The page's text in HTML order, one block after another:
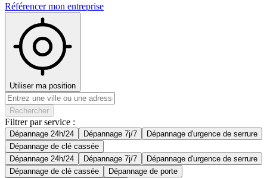
Référencer mon entreprise
Utiliser ma position
Rechercher
Filtrer par service :
Dépannage 24h/24 Dépannage 7j/7
Dépannage d'urgence de serrure
Dépannage de clé cassée
Dépannage 24h/24
Dépannage 7j/7
Dépannage d'urgence de serrure
Dépannage de clé cassée
Dépannage de porte